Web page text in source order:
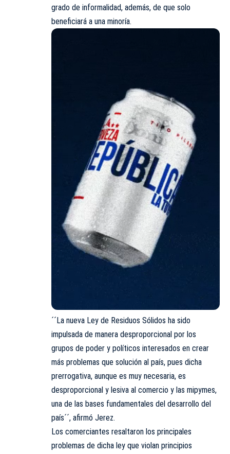
grado de informalidad, además, de que solo
beneficiará a una minoría.
´´La nueva Ley de Residuos Sólidos ha sido
impulsada de manera desproporcional por los
grupos de poder y políticos interesados en crear
más problemas que solución al país, pues dicha
prerrogativa, aunque es muy necesaria, es
desproporcional y lesiva al comercio y las mipymes,
una de las bases fundamentales del desarrollo del
país´´, afirmó Jerez.
Los comerciantes resaltaron los principales
problemas de dicha ley que violan principios